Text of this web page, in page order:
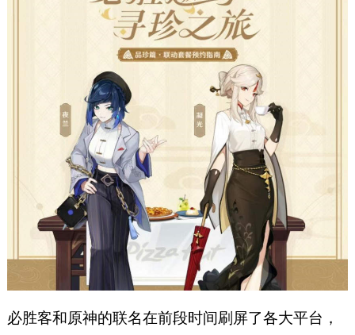
必胜客和原神的联名在前段时间刷屏了各大平台，